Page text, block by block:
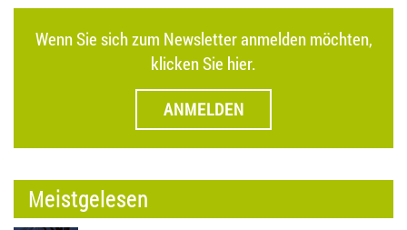
Wenn Sie sich zum Newsletter anmelden möchten,
klicken Sie hier.
ANMELDEN
Meistgelesen